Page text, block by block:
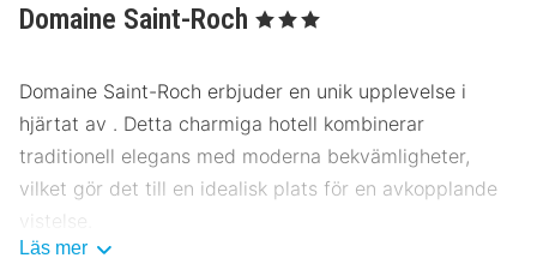
Domaine Saint-Roch , 3 Stjärnor
Domaine Saint-Roch erbjuder en unik upplevelse i
hjärtat av . Detta charmiga hotell kombinerar
traditionell elegans med moderna bekvämligheter,
vilket gör det till en idealisk plats för en avkopplande
vistelse.
Läs mer